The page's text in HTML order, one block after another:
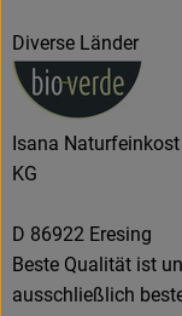
Diverse Länder
Isana
KG
D 86922 Eresing
Beste Qualität ist
ausschließlich